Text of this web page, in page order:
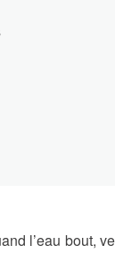
l’eau bout,